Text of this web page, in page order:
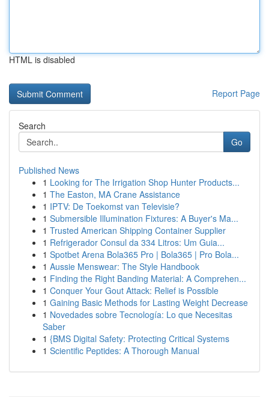
HTML is disabled
Report Page
Search
Go
Published News
1 Looking for The Irrigation Shop Hunter Products...
1 The Easton, MA Crane Assistance
1 IPTV: De Toekomst van Televisie?
1 Submersible Illumination Fixtures: A Buyer's Ma...
1 Trusted American Shipping Container Supplier
1 Refrigerador Consul da 334 Litros: Um Guia...
1 Spotbet Arena Bola365 Pro | Bola365 | Pro Bola...
1 Aussie Menswear: The Style Handbook
1 Finding the Right Banding Material: A Comprehen...
1 Conquer Your Gout Attack: Relief is Possible
1 Gaining Basic Methods for Lasting Weight Decrease
1 Novedades sobre Tecnología: Lo que Necesitas
Saber
1 {BMS Digital Safety: Protecting Critical Systems
1 Scientific Peptides: A Thorough Manual